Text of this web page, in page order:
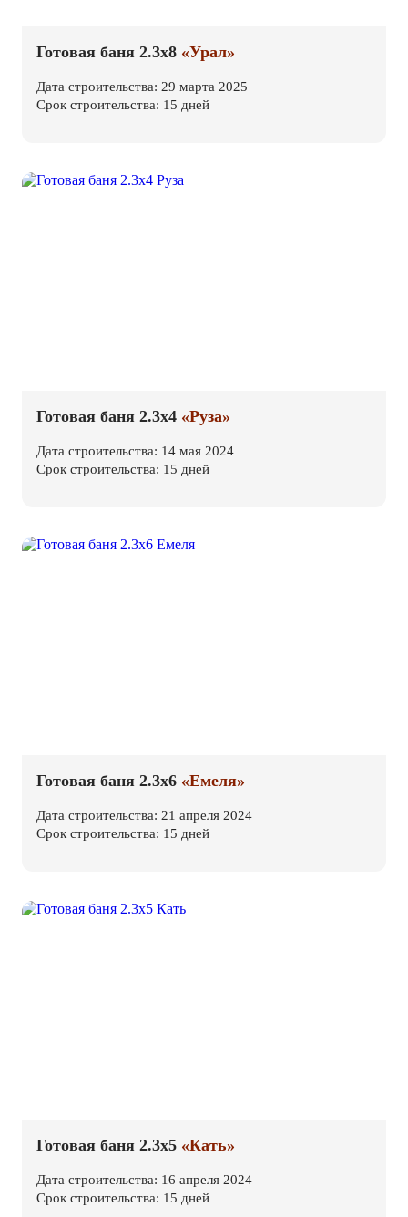
Готовая баня 2.3х8 «Урал»
Дата строительства: 29 марта 2025
Срок строительства: 15 дней
Готовая баня 2.3х4 «Руза»
Дата строительства: 14 мая 2024
Срок строительства: 15 дней
Готовая баня 2.3х6 «Емеля»
Дата строительства: 21 апреля 2024
Срок строительства: 15 дней
Готовая баня 2.3х5 «Кать»
Дата строительства: 16 апреля 2024
Срок строительства: 15 дней